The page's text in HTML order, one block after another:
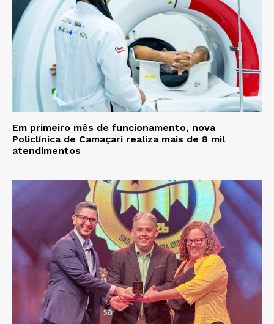
Em primeiro mês de funcionamento, nova
Policlínica de Camaçari realiza mais de 8 mil
atendimentos